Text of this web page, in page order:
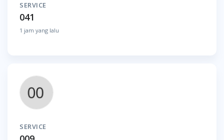
SERVICE
041
1 jam yang lalu
SERVICE